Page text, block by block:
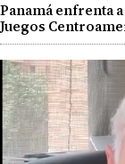
Panamá enfrenta
Juegos